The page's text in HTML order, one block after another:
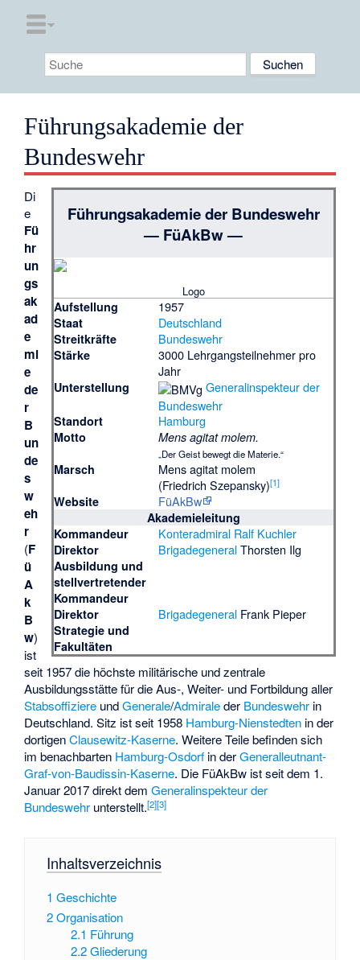
Führungsakademie der
Bundeswehr
Führungsakademie der Bundeswehr
— FüAkBw —
Logo
Aufstellung 1957
Staat Deutschland
Streitkräfte Bundeswehr
Stärke
3000 Lehrgangsteilnehmer pro
Jahr
Unterstellung
Generalinspekteur der
Bundeswehr
Standort Hamburg
Motto Mens agitat molem.
„Der Geist bewegt die Materie.“
Marsch
Mens agitat molem
(Friedrich Szepansky)[1]
Website FüAkBw
Akademieleitung
Kommandeur
Konteradmiral Ralf Kuchler
Direktor
Ausbildung und
stellvertretender
Kommandeur
Brigadegeneral Thorsten Ilg
Direktor
Strategie und
Fakultäten
Brigadegeneral Frank Pieper
Di
e
Fü
hr
un
gs
ak
ad
e
mi
e
de
r
B
un
de
s
w
eh
r
(F
ü
A
k
B
w)
ist
seit 1957 die höchste militärische und zentrale
Ausbildungsstätte für die Aus-, Weiter- und Fortbildung aller
Stabsoffiziere undGenerale/Admiraleder Bundeswehr in
Deutschland. Sitz ist seit 1958 Hamburg-Nienstedten in der
dortigenClausewitz-Kaserne. Weitere Teile befinden sich
im benachbarten Hamburg-Osdorf in derGeneralleutnant-
Graf-von-Baudissin-Kaserne. Die FüAkBw ist seit dem 1.
Januar 2017 direkt demGeneralinspekteur der
Bundeswehr unterstellt.[2][3]
Inhaltsverzeichnis
1 Geschichte
2Organisation
2.1 Führung
2.2 Gliederung